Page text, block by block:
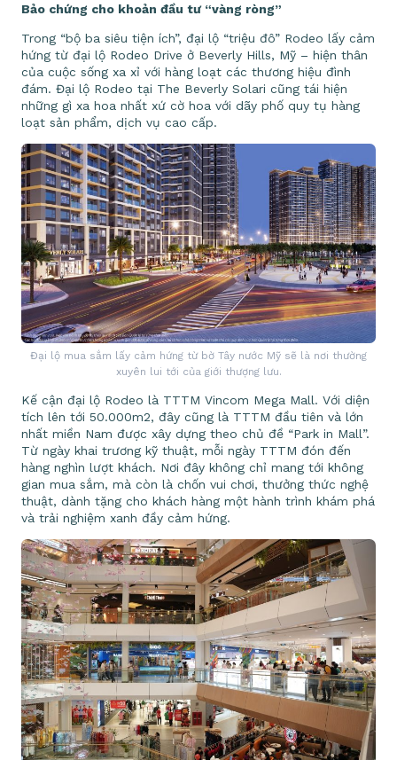
Bảo chứng cho khoản đầu tư “vàng ròng”
Trong “bộ ba siêu tiện ích”, đại lộ “triệu đô” Rodeo lấy cảm
hứng từ đại lộ Rodeo Drive ở Beverly Hills, Mỹ – hiện thân
của cuộc sống xa xỉ với hàng loạt các thương hiệu đình
đám. Đại lộ Rodeo tại The Beverly Solari cũng tái hiện
những gì xa hoa nhất xứ cờ hoa với dãy phố quy tụ hàng
loạt sản phẩm, dịch vụ cao cấp.
Đại lộ mua sắm lấy cảm hứng từ bờ Tây nước Mỹ sẽ là nơi thường
xuyên lui tới của giới thượng lưu.
Kế cận đại lộ Rodeo là TTTM Vincom Mega Mall. Với diện
tích lên tới 50.000m2, đây cũng là TTTM đầu tiên và lớn
nhất miền Nam được xây dựng theo chủ đề “Park in Mall”.
Từ ngày khai trương kỹ thuật, mỗi ngày TTTM đón đến
hàng nghìn lượt khách. Nơi đây không chỉ mang tới không
gian mua sắm, mà còn là chốn vui chơi, thưởng thức nghệ
thuật, dành tặng cho khách hàng một hành trình khám phá
và trải nghiệm xanh đầy cảm hứng.